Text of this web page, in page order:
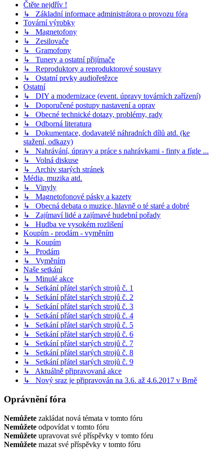
Čtěte nejdřív !
↳ Základní informace administrátora o provozu fóra
Tovární výrobky
↳ Magnetofony
↳ Zesilovače
↳ Gramofony
↳ Tunery a ostatní přijímače
↳ Reproduktory a reproduktorové soustavy
↳ Ostatní prvky audiořetězce
Ostatní
↳ DIY a modernizace (event. úpravy továrních zařízení)
↳ Doporučené postupy nastavení a oprav
↳ Obecné technické dotazy, problémy, rady
↳ Odborná literatura
↳ Dokumentace, dodavatelé náhradních dílů atd. (ke
stažení, odkazy)
↳ Nahrávání, úpravy a práce s nahrávkami - finty a fígle ...
↳ Volná diskuse
↳ Archiv starých stránek
Média, muzika atd.
↳ Vinyly
↳ Magnetofonové pásky a kazety
↳ Obecná debata o muzice, hlavně o té staré a dobré
↳ Zajímaví lidé a zajímavé hudební pořady
↳ Hudba ve vysokém rozlišení
Koupím - prodám - vyměním
↳ Koupím
↳ Prodám
↳ Vyměním
Naše setkání
↳ Minulé akce
↳ Setkání přátel starých strojů č. 1
↳ Setkání přátel starých strojů č. 2
↳ Setkání přátel starých strojů č. 3
↳ Setkání přátel starých strojů č. 4
↳ Setkání přátel starých strojů č. 5
↳ Setkání přátel starých strojů č. 6
↳ Setkání přátel starých strojů č. 7
↳ Setkání přátel starých strojů č. 8
↳ Setkání přátel starých strojů č. 9
↳ Aktuálně připravovaná akce
↳ Nový sraz je připravován na 3.6. až 4.6.2017 v Brně
Oprávnění fóra
Nemůžete zakládat nová témata v tomto fóru
Nemůžete odpovídat v tomto fóru
Nemůžete upravovat své příspěvky v tomto fóru
Nemůžete mazat své příspěvky v tomto fóru